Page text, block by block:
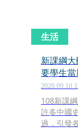
生活
新課綱
要學生
2020.09.10
108新課
許多中國
過，引發